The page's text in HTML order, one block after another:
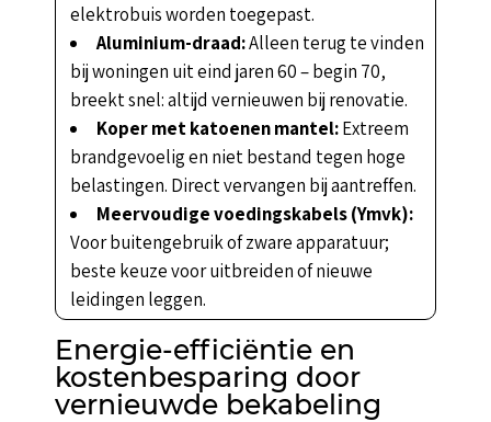
elektrobuis worden toegepast.
Aluminium-draad:Alleen terug te vinden
bij woningen uit eind jaren 60 – begin 70,
breekt snel: altijd vernieuwen bij renovatie.
Koper met katoenen mantel:Extreem
brandgevoelig en niet bestand tegen hoge
belastingen. Direct vervangen bij aantreffen.
Meervoudige voedingskabels (Ymvk):
Voor buitengebruik of zware apparatuur;
beste keuze voor uitbreiden of nieuwe
leidingen leggen.
Energie-efficiëntie en
kostenbesparing door
vernieuwde bekabeling